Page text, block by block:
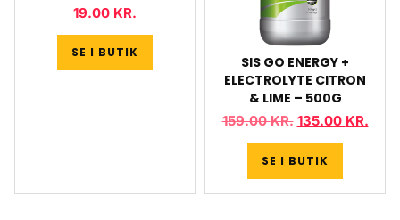
19.00 KR.
SE I BUTIK
SIS GO ENERGY +
ELECTROLYTE CITRON
& LIME – 500G
159.00KR. 135.00 KR.
SE I BUTIK